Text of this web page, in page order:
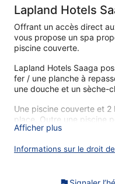
Lapland Hotels
Offrant un accès direct
vous propose un spa
piscine couverte.
Lapland Hotels Saaga
fer / une planche à
une douche et un sèche-
Une piscine couverte et
place. Outre une piscine
propose un accès aux
Les activités de loisir
Afficher plus
Informations sur le droit